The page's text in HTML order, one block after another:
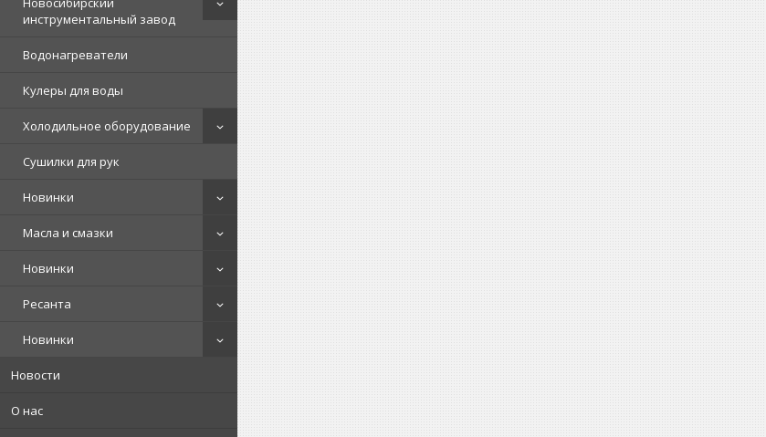
инструментальный завод
Водонагреватели
Кулеры для воды
Холодильное оборудование
Сушилки для рук
Новинки
Масла и смазки
Новинки
Ресанта
Новинки
Новости
О нас